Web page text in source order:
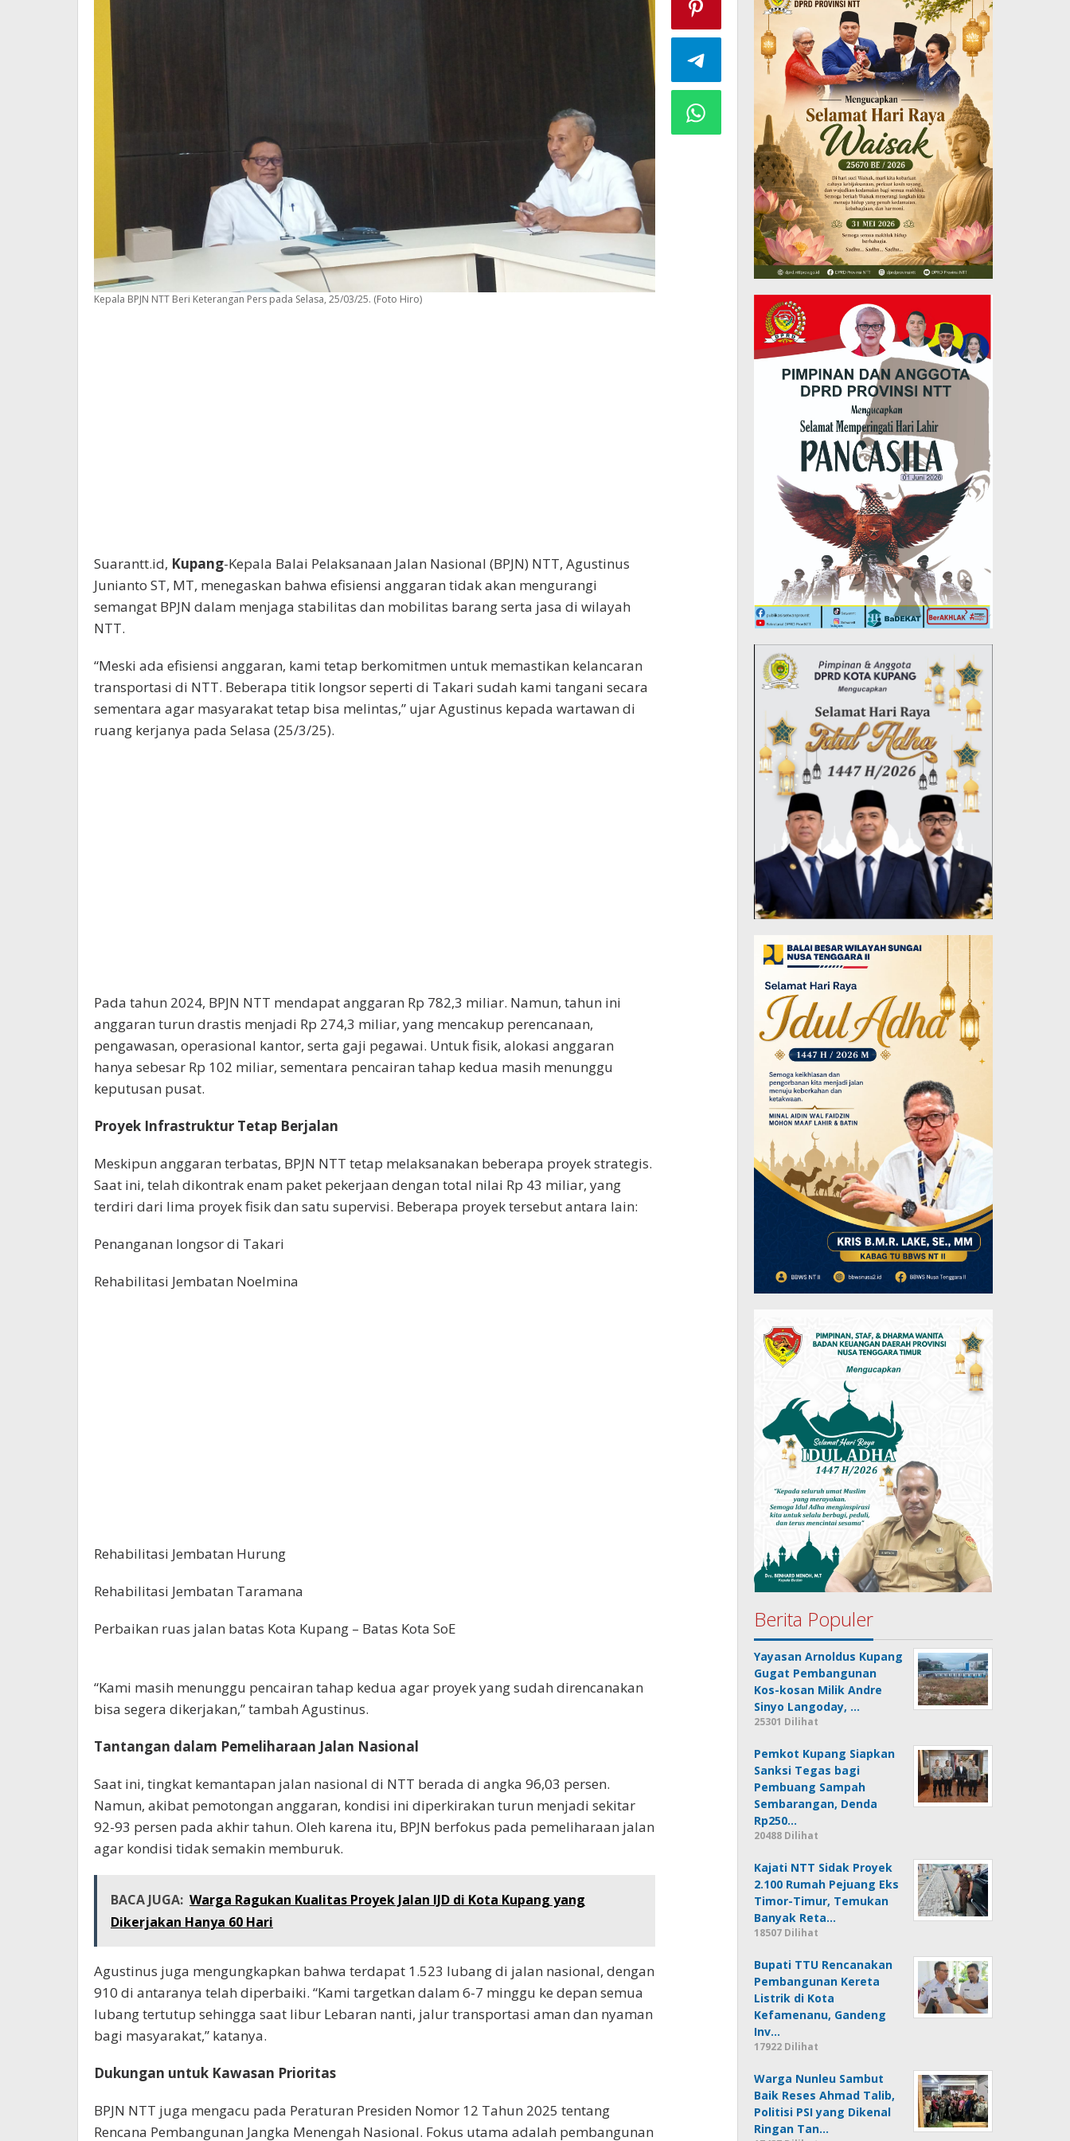
Kepala BPJN NTT Beri Keterangan Pers pada Selasa, 25/03/25. (Foto Hiro)
Suarantt.id, Kupang-Kepala Balai Pelaksanaan Jalan Nasional (BPJN) NTT, Agustinus
Junianto ST, MT, menegaskan bahwa efisiensi anggaran tidak akan mengurangi
semangat BPJN dalam menjaga stabilitas dan mobilitas barang serta jasa di wilayah
NTT.
“Meski ada efisiensi anggaran, kami tetap berkomitmen untuk memastikan kelancaran
transportasi di NTT. Beberapa titik longsor seperti di Takari sudah kami tangani secara
sementara agar masyarakat tetap bisa melintas,” ujar Agustinus kepada wartawan di
ruang kerjanya pada Selasa (25/3/25).
Pada tahun 2024, BPJN NTT mendapat anggaran Rp 782,3 miliar. Namun, tahun ini
anggaran turun drastis menjadi Rp 274,3 miliar, yang mencakup perencanaan,
pengawasan, operasional kantor, serta gaji pegawai. Untuk fisik, alokasi anggaran
hanya sebesar Rp 102 miliar, sementara pencairan tahap kedua masih menunggu
keputusan pusat.
Proyek Infrastruktur Tetap Berjalan
Meskipun anggaran terbatas, BPJN NTT tetap melaksanakan beberapa proyek strategis.
Saat ini, telah dikontrak enam paket pekerjaan dengan total nilai Rp 43 miliar, yang
terdiri dari lima proyek fisik dan satu supervisi. Beberapa proyek tersebut antara lain:
Penanganan longsor di Takari
Rehabilitasi Jembatan Noelmina
Rehabilitasi Jembatan Hurung
Rehabilitasi Jembatan Taramana
Perbaikan ruas jalan batas Kota Kupang – Batas Kota SoE
“Kami masih menunggu pencairan tahap kedua agar proyek yang sudah direncanakan
bisa segera dikerjakan,” tambah Agustinus.
Tantangan dalam Pemeliharaan Jalan Nasional
Saat ini, tingkat kemantapan jalan nasional di NTT berada di angka 96,03 persen.
Namun, akibat pemotongan anggaran, kondisi ini diperkirakan turun menjadi sekitar
92-93 persen pada akhir tahun. Oleh karena itu, BPJN berfokus pada pemeliharaan jalan
agar kondisi tidak semakin memburuk.
BACA JUGA: Warga Ragukan Kualitas Proyek Jalan IJD di Kota Kupang yang
Dikerjakan Hanya 60 Hari
Agustinus juga mengungkapkan bahwa terdapat 1.523 lubang di jalan nasional, dengan
910 di antaranya telah diperbaiki. “Kami targetkan dalam 6-7 minggu ke depan semua
lubang tertutup sehingga saat libur Lebaran nanti, jalur transportasi aman dan nyaman
bagi masyarakat,” katanya.
Dukungan untuk Kawasan Prioritas
BPJN NTT juga mengacu pada Peraturan Presiden Nomor 12 Tahun 2025 tentang
Rencana Pembangunan Jangka Menengah Nasional. Fokus utama adalah pembangunan
Berita Populer
Yayasan Arnoldus Kupang
Gugat Pembangunan
Kos-kosan Milik Andre
Sinyo Langoday, …
25301 Dilihat
Pemkot Kupang Siapkan
Sanksi Tegas bagi
Pembuang Sampah
Sembarangan, Denda
Rp250…
20488 Dilihat
Kajati NTT Sidak Proyek
2.100 Rumah Pejuang Eks
Timor-Timur, Temukan
Banyak Reta…
18507 Dilihat
Bupati TTU Rencanakan
Pembangunan Kereta
Listrik di Kota
Kefamenanu, Gandeng
Inv…
17922 Dilihat
Warga Nunleu Sambut
Baik Reses Ahmad Talib,
Politisi PSI yang Dikenal
Ringan Tan…